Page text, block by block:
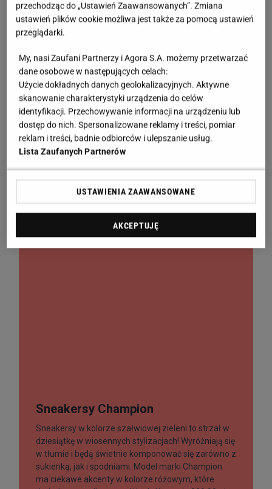
przechodząc do „Ustawień Zaawansowanych”. Zmiana
ustawień plików cookie możliwa jest także za pomocą ustawień
przeglądarki.
My, nasi Zaufani Partnerzy i Agora S.A. możemy przetwarzać
dane osobowe w następujących celach:
Użycie dokładnych danych geolokalizacyjnych. Aktywne
skanowanie charakterystyki urządzenia do celów
identyfikacji. Przechowywanie informacji na urządzeniu lub
dostęp do nich. Spersonalizowane reklamy i treści, pomiar
reklam i treści, badnie odbiorców i ulepszanie usług.
Lista Zaufanych Partnerów
USTAWIENIA ZAAWANSOWANE
AKCEPTUJĘ